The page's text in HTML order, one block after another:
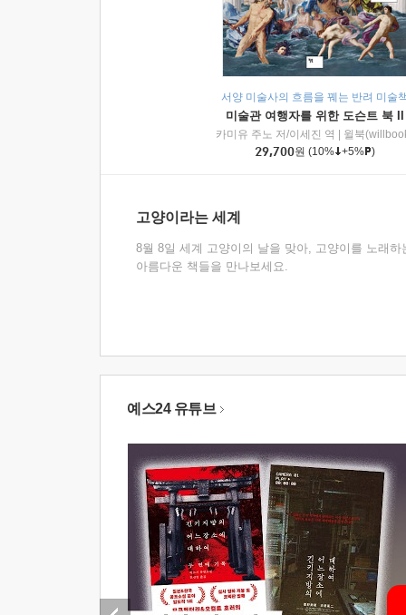
서양 미술사의 흐름을 꿰는 반려 미술
미술관 여행자를 위한 도슨트 북 II
카미유 주노 저/이세진 역
윌북
29,700원 (10% +5% )
고양이라는 세계
8월 8일 세계 고양이의 날을 맞아, 고양이를 노래하
아름다운 책들을 만나보세요.
예스24 유튜브